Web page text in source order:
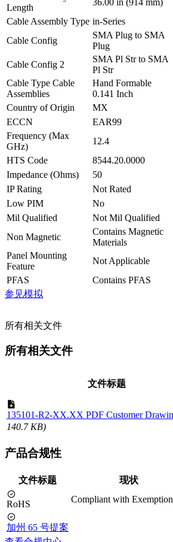
Length
Cable Assembly Type in-Series
Cable Config
SMA Plug to SMA
Plug
Cable Config 2
SMA Pl Str to SMA
Pl Str
Cable Type Cable
Assemblies
Hand Formable
0.141 Inch
Country of Origin
MX
ECCN
EAR99
Frequency (Max
GHz)
12.4
HTS Code
8544.20.0000
Impedance (Ohms)
50
IP Rating
Not Rated
Low PIM
No
Mil Qualified
Not Mil Qualified
Non Magnetic
Contains Magnetic
Materials
Panel Mounting
Feature
Not Applicable
PFAS
Contains PFAS
参见模拟
所有相关文件
所有相关文件
文件标题
135101-R2-XX.XX PDF Customer
140.7 KB)
产品合规性
文件标题 现状
RoHS Compliant with
加州 65 号提案